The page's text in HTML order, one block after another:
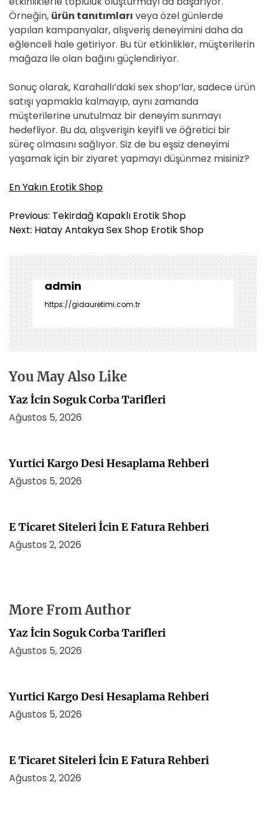
Örneğin, ürün tanıtımları veya özel günlerde
yapılan kampanyalar, alışveriş deneyimini daha da
eğlenceli hale getiriyor. Bu tür etkinlikler, müşterilerin
mağaza ile olan bağını güçlendiriyor.
Sonuç olarak, Karahallı’daki sex shop’lar, sadece ürün
satışı yapmakla kalmayıp, aynı zamanda
müşterilerine unutulmaz bir deneyim sunmayı
hedefliyor. Bu da, alışverişin keyifli ve öğretici bir
süreç olmasını sağlıyor. Siz de bu eşsiz deneyimi
yaşamak için bir ziyaret yapmayı düşünmez misiniz?
En Yakın Erotik Shop
Y
a
ı
g
e
z
i
n
m
s
i
Previous: Tekirdağ Kapaklı Erotik Shop
Next: Hatay Antakya Sex Shop Erotik Shop
admin
https://gidauretimi.com.tr
You May Also Like
Yaz İcin Soguk Corba Tarifleri
Ağustos 5, 2026
Yurtici Kargo Desi Hesaplama Rehberi
Ağustos 5, 2026
E Ticaret Siteleri İcin E Fatura Rehberi
Ağustos 2, 2026
More From Author
Yaz İcin Soguk Corba Tarifleri
Ağustos 5, 2026
Yurtici Kargo Desi Hesaplama Rehberi
Ağustos 5, 2026
E Ticaret Siteleri İcin E Fatura Rehberi
Ağustos 2, 2026